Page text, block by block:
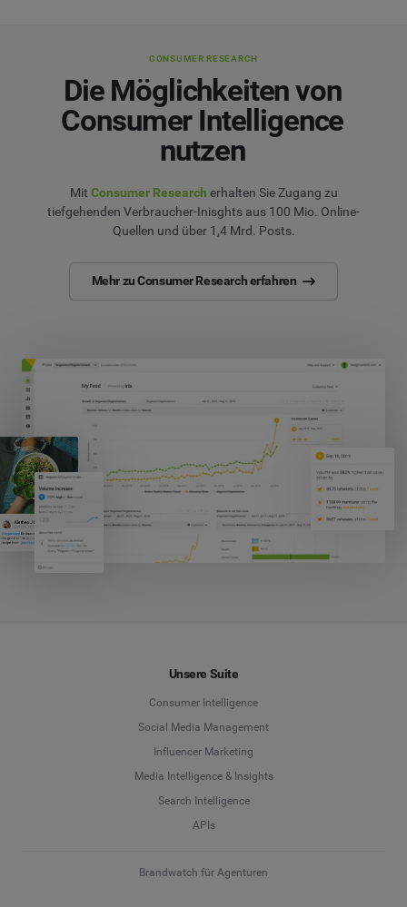
CONSUMER RESEARCH
Die Möglichkeiten von
Consumer Intelligence
nutzen
Mit Consumer Research erhalten Sie Zugang zu
tiefgehenden Verbraucher-Inisghts aus 100 Mio. Online-
Quellen und über 1,4 Mrd. Posts.
Mehr zu Consumer Research erfahren
Unsere Suite
Consumer Intelligence
Social Media Management
Influencer Marketing
Media Intelligence & Insights
Search Intelligence
APIs
Brandwatch für Agenturen